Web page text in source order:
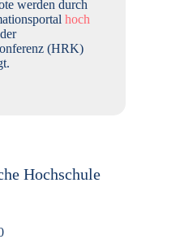
werden durch
hoch
der
(HRK)